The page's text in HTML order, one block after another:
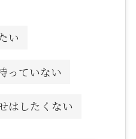
い
っていない
はしたくない